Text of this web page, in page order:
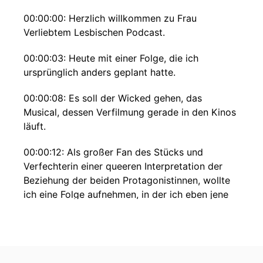
00:00:00: Herzlich willkommen zu Frau
Verliebtem Lesbischen Podcast.
00:00:03: Heute mit einer Folge, die ich
ursprünglich anders geplant hatte.
00:00:08: Es soll der Wicked gehen, das
Musical, dessen Verfilmung gerade in den Kinos
läuft.
00:00:12: Als großer Fan des Stücks und
Verfechterin einer queeren Interpretation der
Beziehung der beiden Protagonistinnen, wollte
ich eine Folge aufnehmen, in der ich eben jene